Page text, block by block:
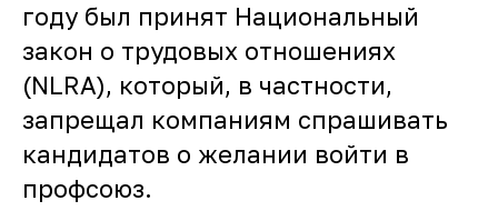
году был принят Национальный
закон о трудовых отношениях
(NLRA), который, в частности,
запрещал компаниям спрашивать
кандидатов о желании войти в
профсоюз.